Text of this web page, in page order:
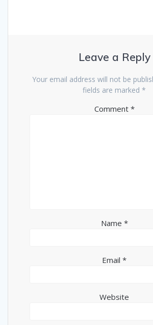
Leave a Reply
Your email address will not be
fields are marked *
Comment *
Name *
Email *
Website